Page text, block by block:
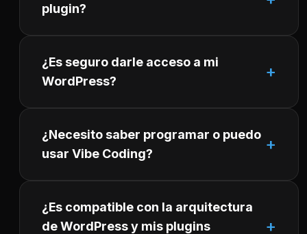
plugin?
¿Es seguro darle acceso a mi
WordPress?
¿Necesito saber programar o puedo
usar Vibe Coding?
¿Es compatible con la arquitectura
de WordPress y mis plugins